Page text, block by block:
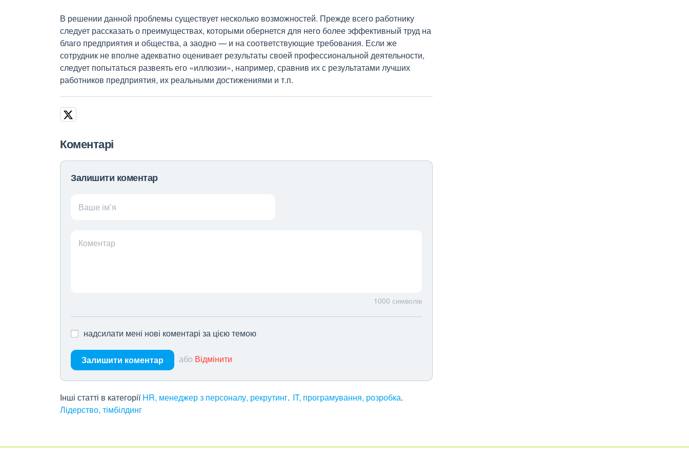
В решении данной проблемы существует несколько возможностей. Прежде всего работнику
следует рассказать о преимуществах, которыми обернется для него более эффективный труд на
благо предприятия и общества, а заодно — и на соответствующие требования. Если же
сотрудник не вполне адекватно оценивает результаты своей профессиональной деятельности,
следует попытаться развеять его «иллюзии», например, сравнив их с результатами лучших
работников предприятия, их реальными достижениями и т.п.
Коментарі
Залишити коментар
Ваше ім’я
Коментар
1000 символів
надсилати мені нові коментарі за цією темою
Залишити коментар або Відмінити
Інші статті в категорії HR, менеджер з персоналу, рекрутинг IT, програмування, розробка
Лідерство, тімбілдинг